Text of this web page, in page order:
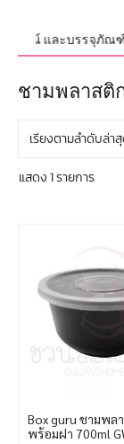
กรณ์ และบรรจุภัณฑ์
ชามพลาสติ
แสดง 1 รายการ
Box guru ชามพล
พร้อมฝา 700ml